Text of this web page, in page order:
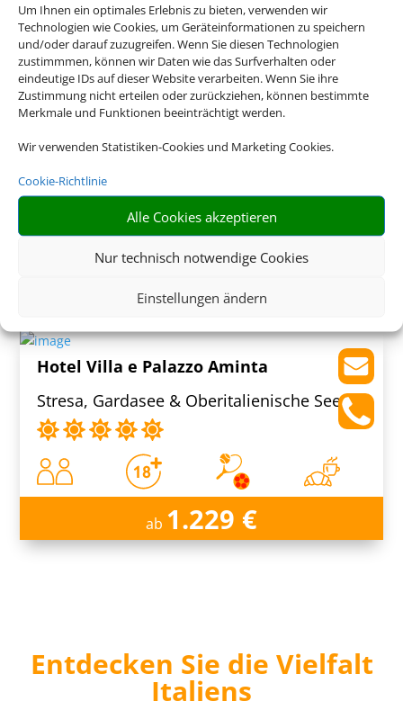
Um Ihnen ein optimales Erlebnis zu bieten, verwenden wir
Technologien wie Cookies, um Geräteinformationen zu speichern
und/oder darauf zuzugreifen. Wenn Sie diesen Technologien
zustimmmen, können wir Daten wie das Surfverhalten oder
eindeutige IDs auf dieser Website verarbeiten. Wenn Sie ihre
Zustimmung nicht erteilen oder zurückziehen, können bestimmte
Merkmale und Funktionen beeinträchtigt werden.
Wir verwenden Statistiken-Cookies und Marketing Cookies.
Cookie-Richtlinie
Alle Cookies akzeptieren
Nur technisch notwendige Cookies
Einstellungen ändern
ab203 €
Hotel Villa e Palazzo Aminta
Stresa, Gardasee & Oberitalienische Seen
ab 1.229 €
Entdecken Sie die Vielfalt
Italiens